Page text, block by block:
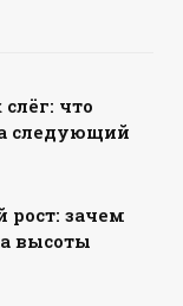
что
следующий
рост: зачем
высоты